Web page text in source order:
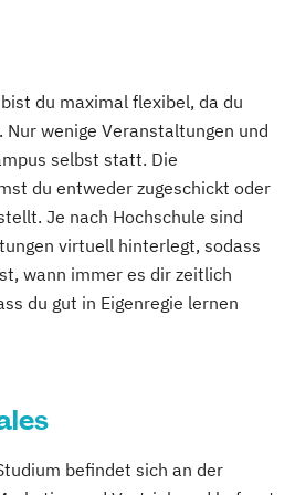
du maximal flexibel, da du
wenige Veranstaltungen und
selbst statt. Die
du entweder zugeschickt oder
Je nach Hochschule sind
virtuell hinterlegt, sodass
wann immer es dir zeitlich
du gut in Eigenregie lernen
befindet sich an der